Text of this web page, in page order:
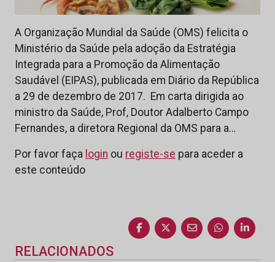
A Organização Mundial da Saúde (OMS) felicita o
Ministério da Saúde pela adoção da Estratégia
Integrada para a Promoção da Alimentação
Saudável (EIPAS), publicada em Diário da República
a 29 de dezembro de 2017. Em carta dirigida ao
ministro da Saúde, Prof, Doutor Adalberto Campo
Fernandes, a diretora Regional da OMS para a…
Por favor faça login ou registe-se para aceder a
este conteúdo
RELACIONADOS